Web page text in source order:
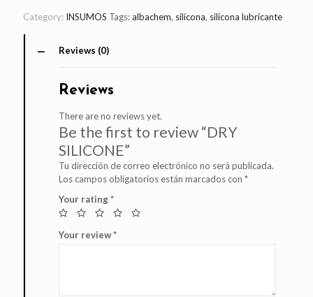
Category: INSUMOS Tags:albachem, silicona, silicona lubricante
Reviews (0)
Reviews
There are no reviews yet.
Be the first to review “DRY
SILICONE”
Tu dirección de correo electrónico no será publicada.
Los campos obligatorios están marcados con *
Your rating*
Your review*